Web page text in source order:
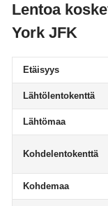
Lentoa
York JFK
Etäisyys
Lähtölentokenttä
Lähtömaa
Kohdelentokenttä
Kohdemaa